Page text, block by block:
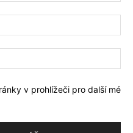
v prohlížeči pro další mé